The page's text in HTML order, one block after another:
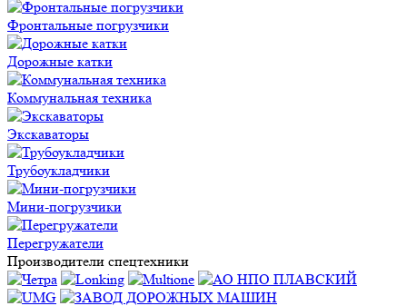
Фронтальные погрузчики
Дорожные катки
Коммунальная техника
Экскаваторы
Трубоукладчики
Мини-погрузчики
Перегружатели
Производители спецтехники